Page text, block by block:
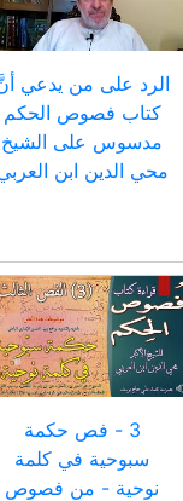
الرد على من يدعي
كتاب فصوص الحكم
مدسوس على الشيخ
محي الدين ابن
3 - فص حكمة
سبوحية في كلمة
نوحية - من فصوص